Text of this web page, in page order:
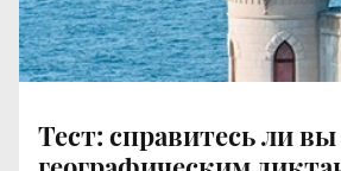
Тест: справитесь ли вы